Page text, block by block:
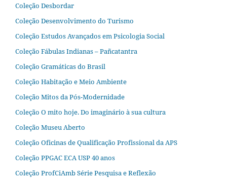
Coleção Desbordar
Coleção Desenvolvimento do Turismo
Coleção Estudos Avançados em Psicologia Social
Coleção Fábulas Indianas – Pañcatantra
Coleção Gramáticas do Brasil
Coleção Habitação e Meio Ambiente
Coleção Mitos da Pós-Modernidade
Coleção O mito hoje. Do imaginário à sua cultura
Coleção Museu Aberto
Coleção Oficinas de Qualificação Profissional da APS
Coleção PPGAC ECA USP 40 anos
Coleção ProfCiAmb Série Pesquisa e Reflexão